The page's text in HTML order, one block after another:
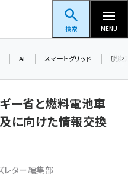
ッドフォーラム
検索 MENU
AI スマートグリッド 脱炭
ギー省と燃料電池車
に向けた情報交換
ター編集部